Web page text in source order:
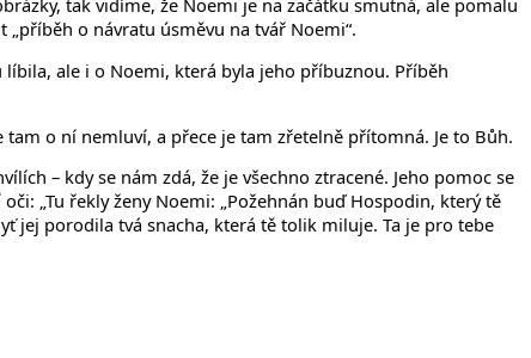
tak vidíme, že Noemi je na začátku smutná, ale pomalu
o návratu úsměvu na tvář Noemi“.
ale i o Noemi, která byla jeho příbuznou. Příběh
o ní nemluví, a přece je tam zřetelně přítomná. Je to Bůh.
– kdy se nám zdá, že je všechno ztracené. Jeho pomoc se
„Tu řekly ženy Noemi: „Požehnán buď Hospodin, který tě
jej porodila tvá snacha, která tě tolik miluje. Ta je pro tebe